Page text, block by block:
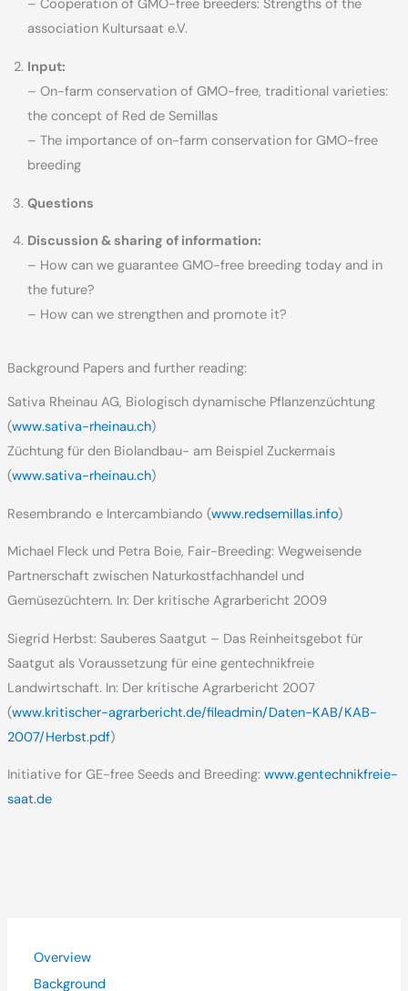
– Cooperation of GMO-free breeders: Strengths of the
association Kultursaat e.V.
Input:
– On-farm conservation of GMO-free, traditional varieties:
the concept of Red de Semillas
– The importance of on-farm conservation for GMO-free
breeding
Questions
Discussion & sharing of information:
– How can we guarantee GMO-free breeding today and in
the future?
– How can we strengthen and promote it?
Background Papers and further reading:
Sativa Rheinau AG, Biologisch dynamische Pflanzenzüchtung
(www.sativa-rheinau.ch)
Züchtung für den Biolandbau- am Beispiel Zuckermais
(www.sativa-rheinau.ch)
Resembrando e Intercambiando (www.redsemillas.info)
Michael Fleck und Petra Boie, Fair-Breeding: Wegweisende
Partnerschaft zwischen Naturkostfachhandel und
Gemüsezüchtern. In: Der kritische Agrarbericht 2009
Siegrid Herbst: Sauberes Saatgut – Das Reinheitsgebot für
Saatgut als Voraussetzung für eine gentechnikfreie
Landwirtschaft. In: Der kritische Agrarbericht 2007
(www.kritischer-agrarbericht.de/fileadmin/Daten-KAB/KAB-
2007/Herbst.pdf)
Initiative for GE-free Seeds and Breeding: www.gentechnikfreie-
saat.de
Overview
Background